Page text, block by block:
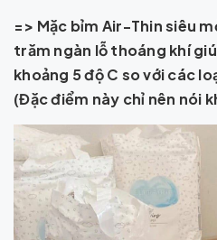
=> Mặc bỉm Air-Thin siêu
trăm ngàn lỗ thoáng khí
khoảng 5 độ C so với các
(Đặc điểm này chỉ nên nói